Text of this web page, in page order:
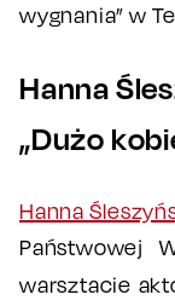
wygnania” w
Hanna
„Dużo
Hanna
Państwowej
warsztacie